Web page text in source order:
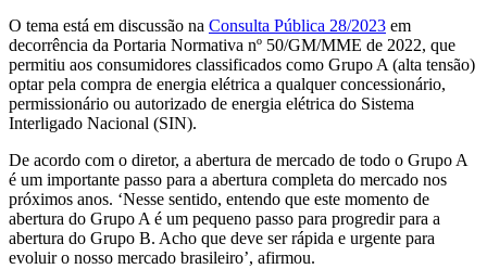
O tema está em discussão na Consulta Pública 28/2023 em
decorrência da Portaria Normativa nº 50/GM/MME de 2022, que
permitiu aos consumidores classificados como Grupo A (alta tensão)
optar pela compra de energia elétrica a qualquer concessionário,
permissionário ou autorizado de energia elétrica do Sistema
Interligado Nacional (SIN).
De acordo com o diretor, a abertura de mercado de todo o Grupo A
é um importante passo para a abertura completa do mercado nos
próximos anos. ‘Nesse sentido, entendo que este momento de
abertura do Grupo A é um pequeno passo para progredir para a
abertura do Grupo B. Acho que deve ser rápida e urgente para
evoluir o nosso mercado brasileiro’, afirmou.